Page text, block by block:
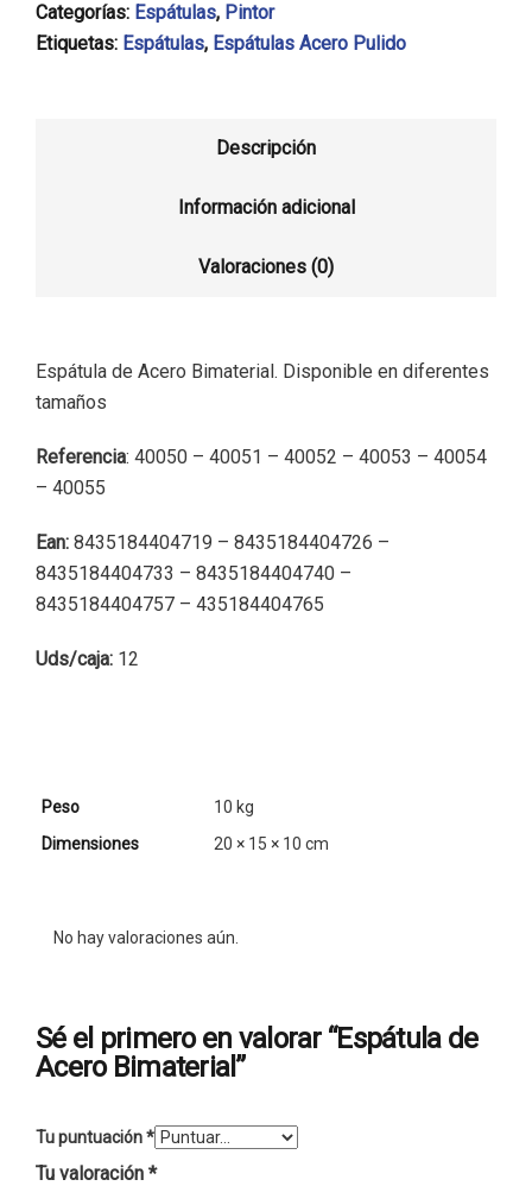
Categorías: Espátulas, Pintor
Etiquetas: Espátulas, Espátulas Acero Pulido
Descripción
Información adicional
Valoraciones (0)
Espátula de Acero Bimaterial. Disponible en diferentes
tamaños
Referencia: 40050 – 40051 – 40052 – 40053 – 40054
– 40055
Ean: 8435184404719 – 8435184404726 –
8435184404733 – 8435184404740 –
8435184404757 – 435184404765
Uds/caja: 12
Peso
10 kg
Dimensiones
20 × 15 × 10 cm
No hay valoraciones aún.
Sé el primero en valorar “Espátula de
Acero Bimaterial”
Tu puntuación*
Tu valoración *